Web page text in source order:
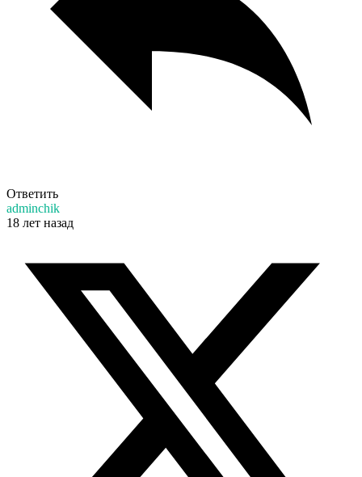
Ответить
adminchik
18 лет назад